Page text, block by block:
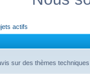
actifs
sur des thèmes